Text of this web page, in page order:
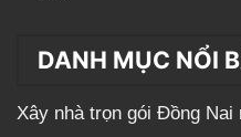
DANH MỤC NỔI
Xây nhà trọn gói Đồng Nai